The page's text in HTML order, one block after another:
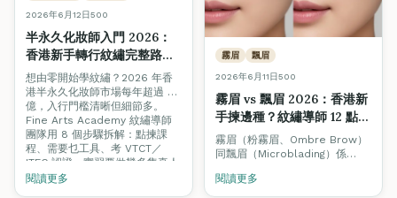
2026年6月12日500
半永久化妝師入門 2026：
香港新手轉行紋繡完整路線
圖（從零到月入 \$30,000
＋）
想由零開始學紋繡？2026 年香
港半永久化妝師市場每年超過 8
億，入行門檻清晰但細節多。
Fine Arts Academy 紋繡導師
團隊用 8 個步驟拆解：點揀課
程、需要乜工具、考 VTCT／
ITEC 認證、實習要做幾多隻真人
手、開業點計成本，附第一年收
閱讀更多
霧眉 飄眉
2026年6月11日500
霧眉 vs 飄眉 2026：香港新
手揀邊種？紋繡導師 12 點完
整對照（含復原期＋價錢）
霧眉（粉霧眉、Ombre Brow）
同飄眉（Microblading）係
項目。但兩者技術、復原期、持
閱讀更多